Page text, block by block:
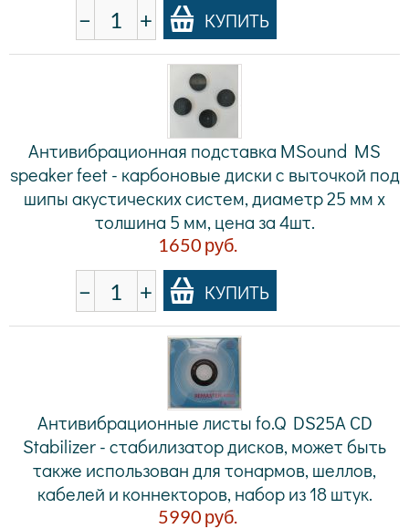
− + КУПИТЬ
Антивибрационная подставка MSound MS
speaker feet - карбоновые диски с выточкой под
шипы акустических систем, диаметр 25 мм х
толшина 5 мм, цена за 4шт.
1650 руб.
− + КУПИТЬ
Антивибрационные листы fo.Q DS25A CD
Stabilizer - стабилизатор дисков, может быть
также использован для тонармов, шеллов,
кабелей и коннекторов, набор из 18 штук.
5990 руб.